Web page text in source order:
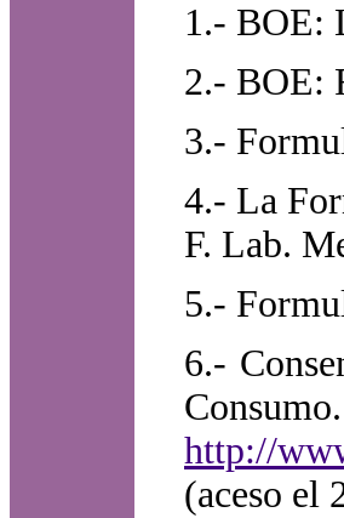
1.- BOE:
2.- BOE:
3.-
4.- La
F. Lab.
5.-
6.-
Consumo.
http://
(aceso el